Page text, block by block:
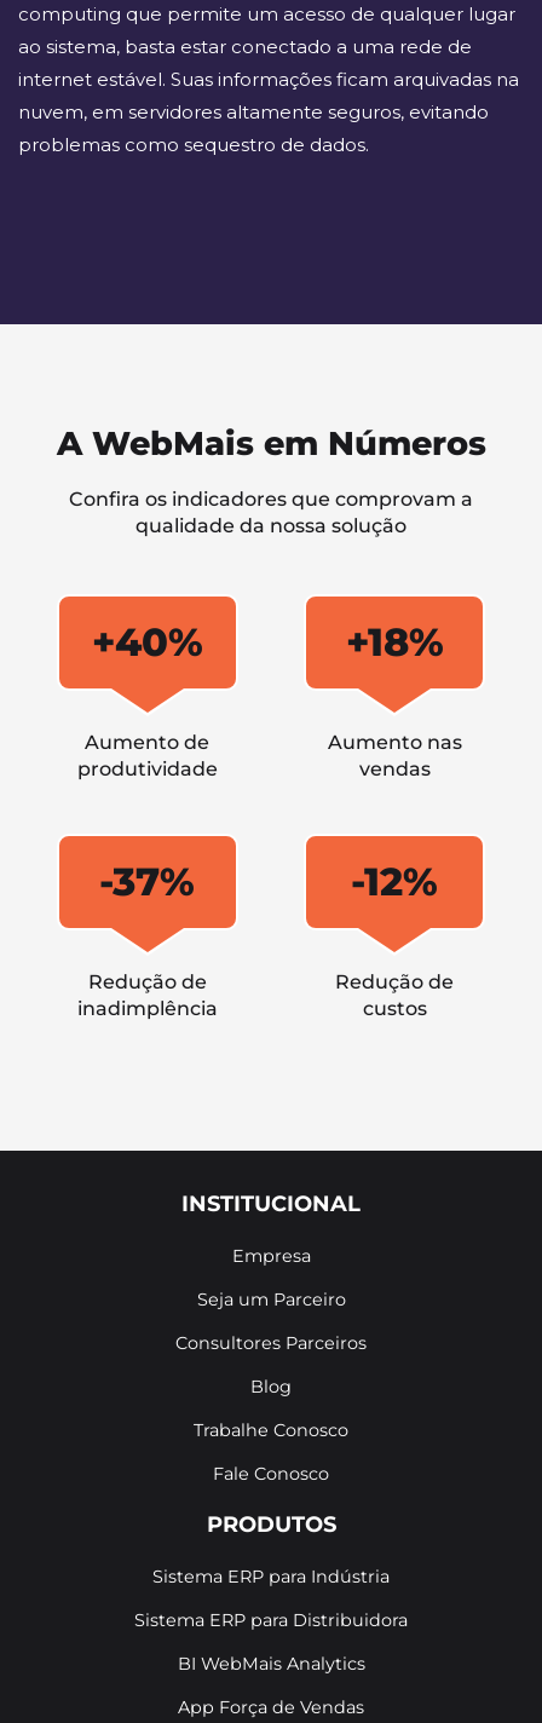
computing que permite um acesso de qualquer lugar
ao sistema, basta estar conectado a uma rede de
internet estável. Suas informações ficam arquivadas na
nuvem, em servidores altamente seguros, evitando
problemas como sequestro de dados.
A WebMais em Números
Confira os indicadores que comprovam a
qualidade da nossa solução
+40%
Aumento de
produtividade
+18%
Aumento nas
vendas
-37%
Redução de
inadimplência
-12%
Redução de
custos
INSTITUCIONAL
Empresa
Seja um Parceiro
Consultores Parceiros
Blog
Trabalhe Conosco
Fale Conosco
PRODUTOS
Sistema ERP para Indústria
Sistema ERP para Distribuidora
BI WebMais Analytics
App Força de Vendas